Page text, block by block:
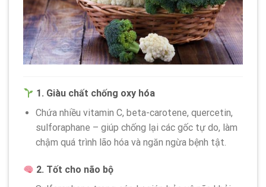
1. Giàu chất chống oxy hóa
Chứa nhiều vitamin C, beta-carotene, quercetin,
sulforaphane – giúp chống lại các gốc tự do, làm
chậm quá trình lão hóa và ngăn ngừa bệnh tật.
2. Tốt cho não bộ